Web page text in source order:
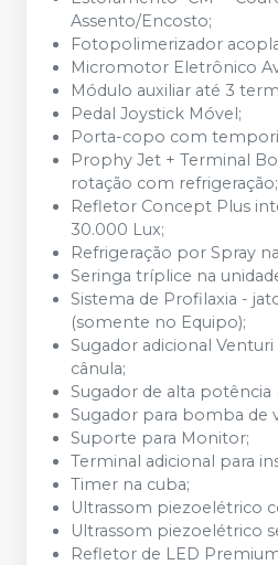
Assento/Encosto;
Fotopolimerizador
Micromotor Eletrônico
Módulo auxiliar até 3
Pedal Joystick Móvel;
Porta-copo com
Prophy Jet + Terminal
rotação com refrigeração;
Refletor Concept Plus
30.000 Lux;
Refrigeração por Spray
Seringa tríplice na
Sistema de Profilaxia -
(somente no Equipo);
Sugador adicional
cânula;
Sugador de alta potência
Sugador para bomba de
Suporte para Monitor;
Terminal adicional para
Timer na cuba;
Ultrassom piezoelétrico
Ultrassom piezoelétrico
Refletor de LED